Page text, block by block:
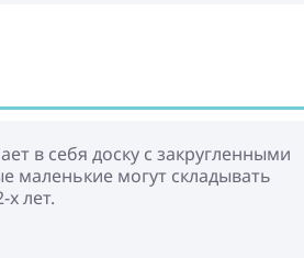
в себя доску с закругленными
маленькие могут складывать
лет.